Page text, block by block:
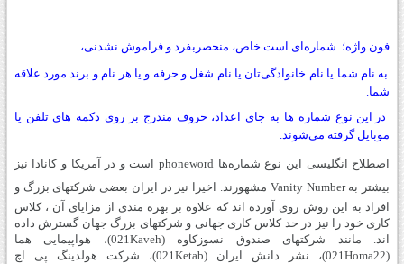
فون واژه؛ شماره‌ای است خاص، منحصربفرد و فراموش نشدنی،
به نام شما یا نام خانوادگی‏‌تان یا نام شغل و حرفه‌ و یا هر نام و برند مورد علاقه‏
شما.
در این نوع شماره‌‏ ها به جای اعداد، حروف مندرج بر روی دکمه ‌های تلفن یا
موبایل گرفته می‏‌شوند.
اصطلاح انگلیسی این نوع شمارهها phonewordاست و در آمریکا و کانادا نیز
بیشتر به Vanity Number مشهورند.
اخیرا نیز در ایران بعضی شرکتهای بزرگ و
افراد به این روش روی آورده اند که علاوه بر بهره مندی از مزایای آن ، کلاس
کاری خود را نیز در حد کلاس کاری جهانی و شرکتهای بزرگ جهان گسترش داده
اند. مانند شرکتهای صندوق نسوزکاوه (021Kaveh)، هواپیمایی هما
(021Homa22)، نشر دانش ایران (021Ketab)، شرکت هولدینگ
پی اچ